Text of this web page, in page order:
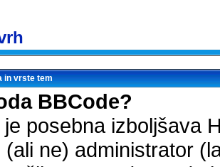
in vrste tem
BBCode?
je posebna izboljšava
(ali ne) administrator